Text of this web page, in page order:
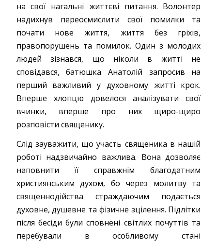
на свої нагальні життєві питання. Волонтер
надихнув переосмислити свої помилки та
почати нове життя, життя без гріхів,
правопорушень та помилок. Один з молодих
людей зізнався, що ніколи в житті не
сповідався, батюшка Анатолій запросив на
перший важливий у духовному житті крок.
Вперше хлопцю довелося аналізувати свої
вчинки, вперше про них щиро-щиро
розповісти священику.
Слід зауважити, що участь священика в нашій
роботі надзвичайно важлива. Вона дозволяє
наповнити її справжнім благодатним
християнським духом, бо через молитву та
священнодійства страждаючим подається
духовне, душевне та фізичне зцілення. Підлітки
після бесіди були сповнені світлих почуттів та
перебували в особливому стані